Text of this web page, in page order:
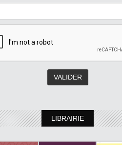
LIBRAIRIE